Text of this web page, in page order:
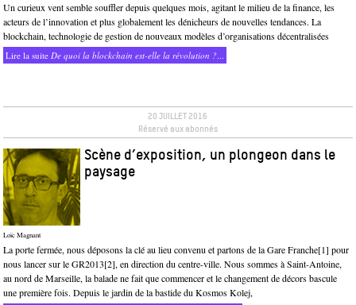
Un curieux vent semble souffler depuis quelques mois, agitant le milieu de la finance, les
acteurs de l’innovation et plus globalement les dénicheurs de nouvelles tendances. La
blockchain, technologie de gestion de nouveaux modèles d’organisations décentralisées
Lire la suiteDe quoi la blockchain est-elle la révolution ?...
20 JUILLET 2016
Réservé aux abonnés
Scène d’exposition, un plongeon dans le
paysage
Loïc Magnant
La porte fermée, nous déposons la clé au lieu convenu et partons de la Gare Franche[1] pour
nous lancer sur le GR2013[2], en direction du centre-ville. Nous sommes à Saint-Antoine,
au nord de Marseille, la balade ne fait que commencer et le changement de décors bascule
une première fois. Depuis le jardin de la bastide du Kosmos Kolej,